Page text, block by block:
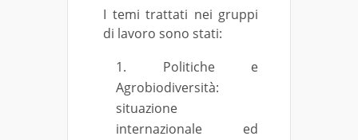
I temi trattati nei gruppi
di lavoro sono stati:
Politiche e
Agrobiodiversità:
situazione
internazionale ed